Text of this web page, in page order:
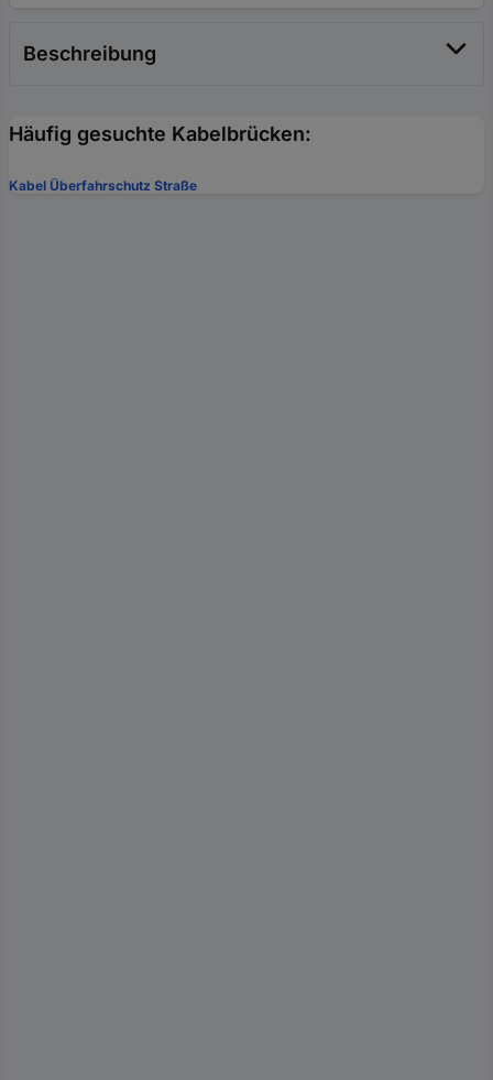
Beschreibung
Häufig gesuchte Kabelbrücken:
Kabel Überfahrschutz Straße